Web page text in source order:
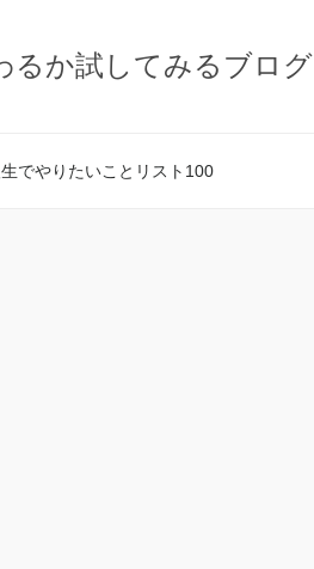
るか試してみるブログ
生でやりたいことリスト100